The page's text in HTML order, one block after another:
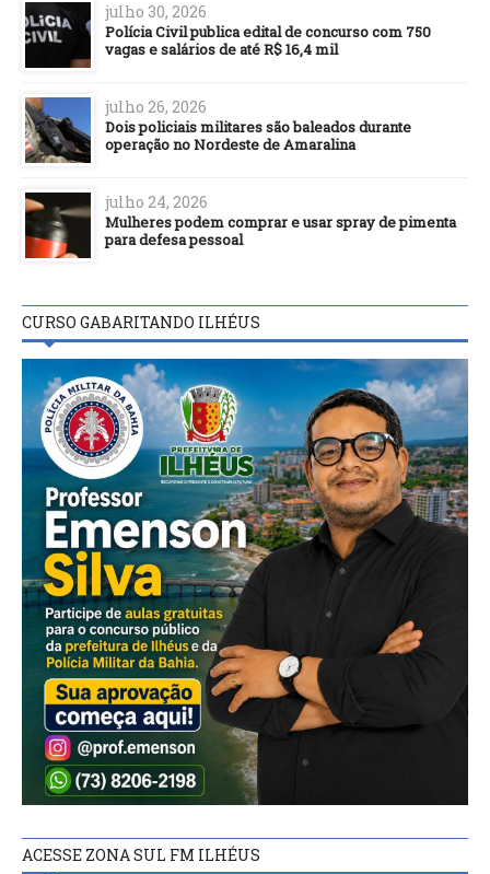
julho 30, 2026
Polícia Civil publica edital de concurso com 750
vagas e salários de até R$ 16,4 mil
julho 26, 2026
Dois policiais militares são baleados durante
operação no Nordeste de Amaralina
julho 24, 2026
Mulheres podem comprar e usar spray de pimenta
para defesa pessoal
CURSO GABARITANDO ILHÉUS
ACESSE ZONA SUL FM ILHÉUS